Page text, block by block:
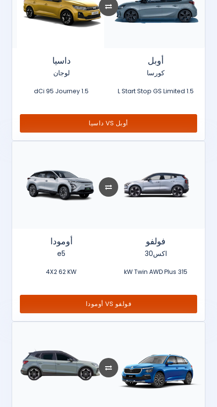
أوبل
كورسا
1.5 L Start Stop GS Limited
داسيا
لوجان
1.5 dCi 95 Journey
أوبل VS داسيا
فولفو
اكس30
315 kW Twin AWD Plus
أومودا
e5
4X2 62 KW
فولفو VS أومودا